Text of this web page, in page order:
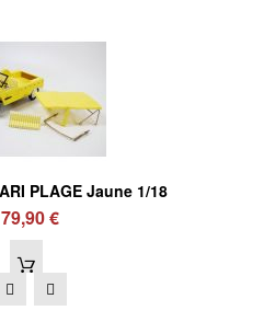
PLAGE Jaune 1/18
79,90 €